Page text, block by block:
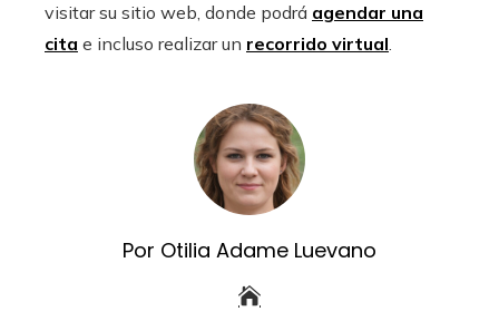
visitar su sitio web, donde podrá agendar una
cita e incluso realizar un recorrido virtual.
Por Otilia Adame Luevano